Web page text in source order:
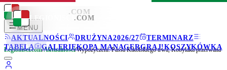
LEGIONISCI .COM
MENU
AKTUALNOŚCI
DRUŻYNA2026/27
TERMINARZ
TABELA
GALERIEKOPA MANAGERGRAJ!KOSZYKÓWKA
LEGIONISCI .COM
Legionisci.com/Aktualności/Wypożyczeni: Passa Kikolskiego trwa, Kobylaka przerwana